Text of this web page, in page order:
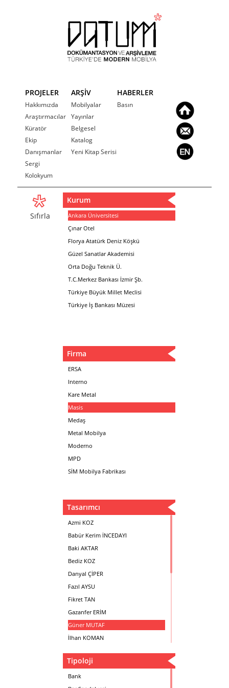
PROJELER
Hakkımızda
Araştırmacılar
Küratör
Ekip
Danışmanlar
Sergi
Kolokyum
ARŞİV
Mobilyalar
Yayınlar
Belgesel
Katalog
Yeni Kitap Serisi
HABERLER
Basın
Sıfırla
Kurum
Ankara Üniversitesi
Çınar Otel
Florya Atatürk Deniz Köşkü
Güzel Sanatlar Akademisi
Orta Doğu Teknik Ü.
T.C.Merkez Bankası İzmir Şb.
Türkiye Büyük Millet Meclisi
Türkiye İş Bankası Müzesi
Firma
ERSA
Interno
Kare Metal
Masis
Medaş
Metal Mobilya
Moderno
MPD
SİM Mobilya Fabrikası
Tasarımcı
Azmi KOZ
Babür Kerim İNCEDAYI
Baki AKTAR
Bediz KOZ
Danyal ÇİPER
Fazıl AYSU
Fikret TAN
Gazanfer ERİM
Güner MUTAF
İlhan KOMAN
Metin Atabey ATA
Minas BOYACIYAN
Tipoloji
Bank